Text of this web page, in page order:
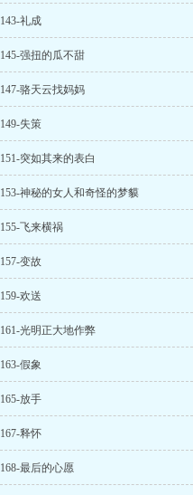
143-礼成
145-强扭的瓜不甜
147-骆天云找妈妈
149-失策
151-突如其来的表白
153-神秘的女人和奇怪的梦貘
155-飞来横祸
157-变故
159-欢送
161-光明正大地作弊
163-假象
165-放手
167-释怀
168-最后的心愿